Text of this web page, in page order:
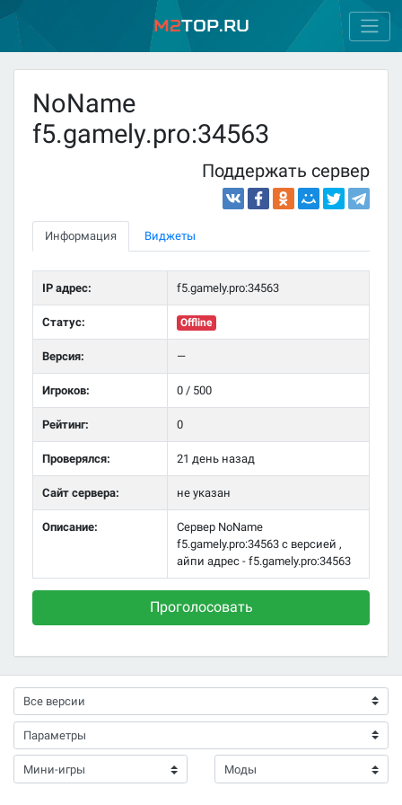
M2Top.ru
NoName
f5.gamely.pro:34563
Поддержать сервер
Информация Виджеты
IP адрес: f5.gamely.pro:34563
Статус: Offline
Версия: —
Игроков: 0 / 500
Рейтинг: 0
Проверялся: 21 день назад
Сайт сервера: не указан
Описание:
Сервер NoName
f5.gamely.pro:34563 с версией ,
айпи адрес - f5.gamely.pro:34563
Проголосовать